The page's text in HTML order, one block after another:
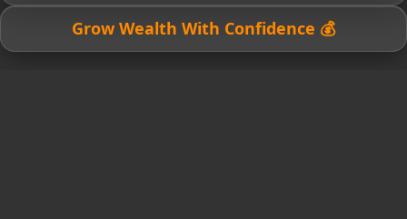
💰 Grow Wealth With Confidence